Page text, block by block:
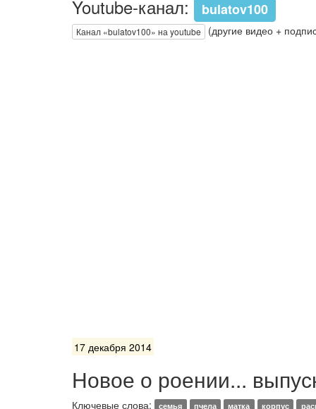
Youtube-канал: bulatov100
Канал «bulatov100» на youtube (другие видео +
17 декабря 2014
Новое о роении...
Ключевые слова: семья пчела матка корпус